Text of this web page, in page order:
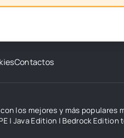
Contactos
los mejores y más populares
| Java Edition | Bedrock Edition